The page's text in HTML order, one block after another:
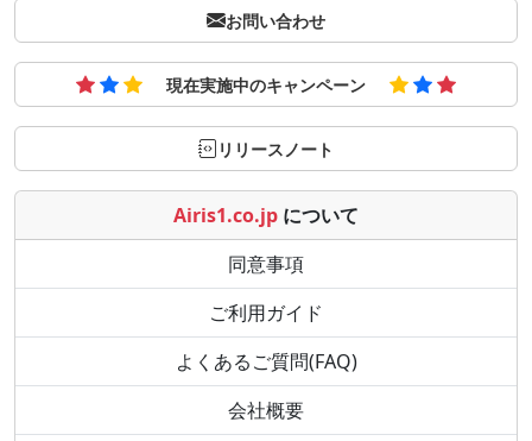
お問い合わせ
現在実施中のキャンペーン
リリースノート
Airis1.co.jp について
同意事項
ご利用ガイド
よくあるご質問(FAQ)
会社概要